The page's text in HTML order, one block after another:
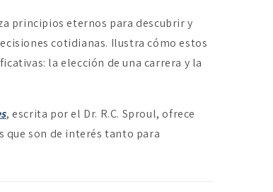
principios eternos para descubrir y
cotidianas. Ilustra cómo estos
la elección de una carrera y la
, escrita por el Dr. R.C. Sproul, ofrece
que son de interés tanto para